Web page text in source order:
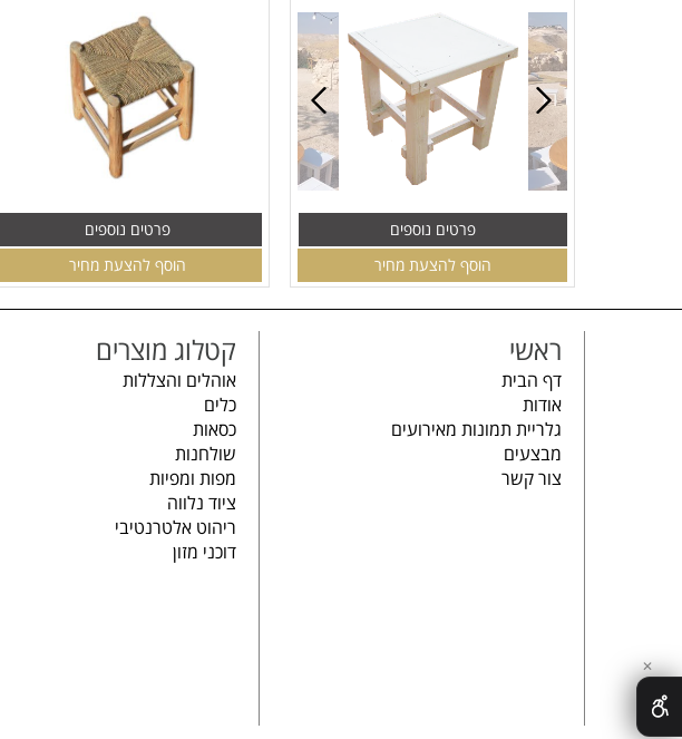
פרטים נוספים
הוסף להצעת מחיר
פרטים נוספים
הוסף להצעת מחיר
ראשי
דף הבית
אודות
גלריית תמונות מאירועים
מבצעים
צור קשר
קטלוג מוצרים
אוהלים והצללות
כלים
כסאות
שולחנות
מפות ומפיות
ציוד נלווה
ריהוט אלטרנטיבי
דוכני מזון
✕